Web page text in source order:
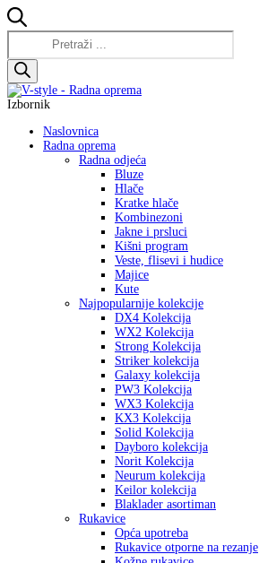
Products
Izbornik
Naslovnica
Radna oprema
Radna odjeća
Bluze
Hlače
Kratke hlače
Kombinezoni
Jakne i prsluci
Kišni program
Veste, flisevi i hudice
Majice
Kute
Najpopularnije kolekcije
DX4 Kolekcija
WX2 Kolekcija
Strong Kolekcija
Striker kolekcija
Galaxy kolekcija
PW3 Kolekcija
WX3 Kolekcija
KX3 Kolekcija
Solid Kolekcija
Dayboro kolekcija
Norit Kolekcija
Neurum kolekcija
Keilor kolekcija
Blaklader asortiman
Rukavice
Opća upotreba
Rukavice otporne na rezanje